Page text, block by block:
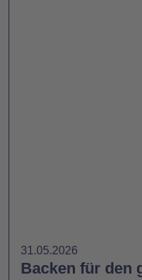
31.05.2026
Backen für den